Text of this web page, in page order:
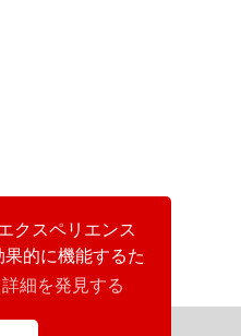
クスペリエンス
的に機能するた
詳細を発見する